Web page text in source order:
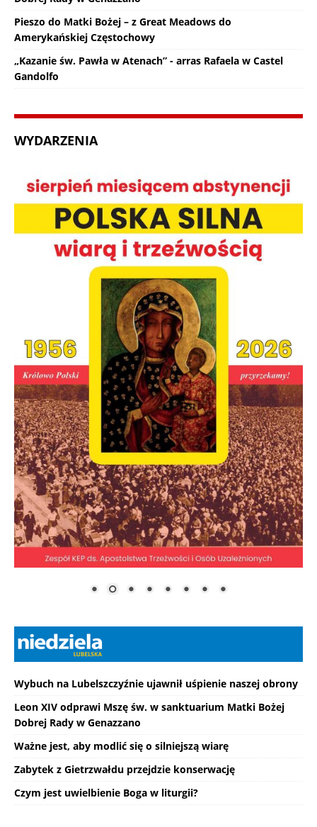
Pieszo do Matki Bożej – z Great Meadows do
Amerykańskiej Częstochowy
„Kazanie św. Pawła w Atenach” - arras Rafaela w Castel
Gandolfo
WYDARZENIA
Wybuch na Lubelszczyźnie ujawnił uśpienie naszej obrony
Leon XIV odprawi Mszę św. w sanktuarium Matki Bożej
Dobrej Rady w Genazzano
Ważne jest, aby modlić się o silniejszą wiarę
Zabytek z Gietrzwałdu przejdzie konserwację
Czym jest uwielbienie Boga w liturgii?